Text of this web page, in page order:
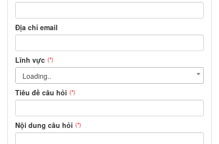
Địa chỉ email
Lĩnh vực (*)
Loading..
Tiêu đề câu hỏi (*)
Nội dung câu hỏi (*)